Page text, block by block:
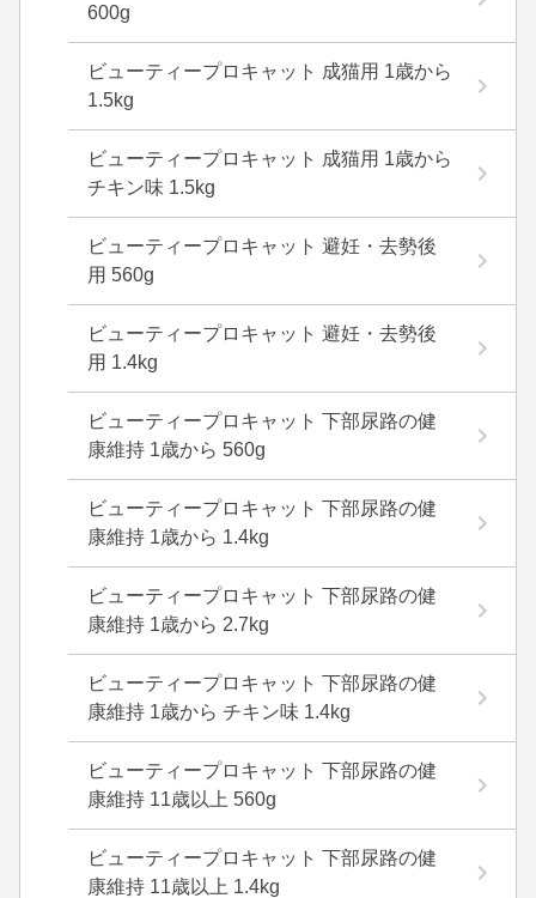
600g
ビューティープロキャット 成猫用 1歳から
1.5kg
ビューティープロキャット 成猫用 1歳から
チキン味 1.5kg
ビューティープロキャット 避妊・去勢後
用 560g
ビューティープロキャット 避妊・去勢後
用 1.4kg
ビューティープロキャット 下部尿路の健
康維持 1歳から 560g
ビューティープロキャット 下部尿路の健
康維持 1歳から 1.4kg
ビューティープロキャット 下部尿路の健
康維持 1歳から 2.7kg
ビューティープロキャット 下部尿路の健
康維持 1歳から チキン味 1.4kg
ビューティープロキャット 下部尿路の健
康維持 11歳以上 560g
ビューティープロキャット 下部尿路の健
康維持 11歳以上 1.4kg